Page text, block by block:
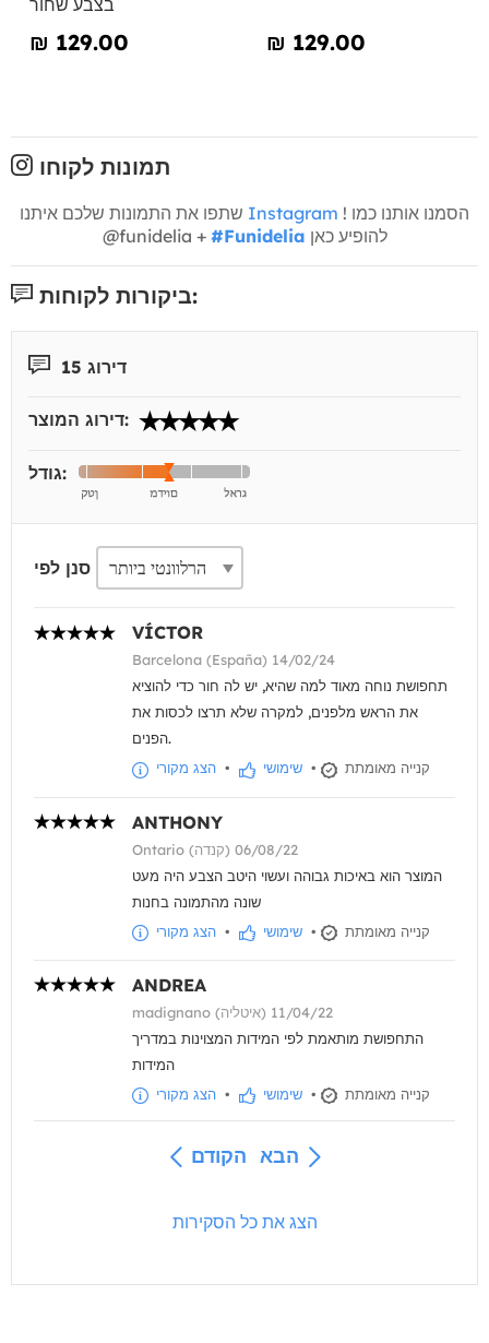
₪‎ 129.00 ₪‎ 129.00
תמונות לקוחו
Instagram ! הסמנו אותנו כמו
@funidelia + #Funidelia להופיע כאן
ביקורות לקוחות:
דירוג 15
דירוג המוצר:
גודל:
סנן לפי
VÍCTOR
Barcelona (España) 14/02/24
תחפושת נוחה מאוד למה שהיא, יש לה חור כדי להוציא
את הראש מלפנים, למקרה שלא תרצו לכסות את
הפנים.
הצג מקורי • שימושי • קנייה מאומתת
ANTHONY
Ontario (קנדה) 06/08/22
המוצר הוא באיכות גבוהה ועשוי היטב הצבע היה מעט
שונה מהתמונה בחנות
הצג מקורי • שימושי • קנייה מאומתת
ANDREA
madignano (איטליה) 11/04/22
התחפושת מותאמת לפי המידות המצוינות במדריך
המידות
הצג מקורי • שימושי • קנייה מאומתת
הקודם הבא
הצג את כל הסקירות